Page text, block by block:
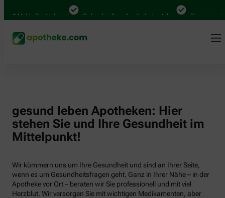
Mal in Deutschland Online bei Ihrer Apotheke bestellen Bequem
gesund leben Apotheken: Hier
stehen Sie und Ihre Gesundheit im
Mittelpunkt!
Wir kümmern uns um Ihre Gesundheit und sind an Ihrer Seite,
wenn es um Gesundheitsfragen geht. Ganz in Ihrer Nähe – in der
Apotheke vor Ort – beraten wir Sie professionell und mit viel
Herzblut. Wir versorgen Sie mit wichtigen Medikamenten, aber